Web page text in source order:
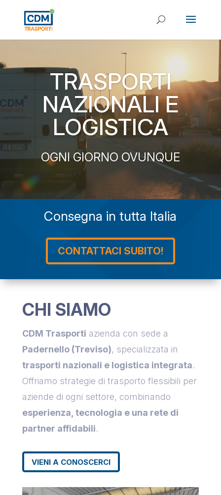
TRASPORTI
NAZIONALI E
LOGISTICA
OGNI GIORNO OVUNQUE
Player
Consegna in tutta Italia
CONTATTACI SUBITO!
CHI SIAMO
CDM Trasporti azienda con sede a
Padernello (Treviso), specializzata in
trasporti nazionali e logistica integrata.
Offriamo strategie di trasporto flessibili per
aziende di ogni settore, combinando
esperienza, tecnologia e una rete di
partner affidabili.
VIENI A CONOSCERCI